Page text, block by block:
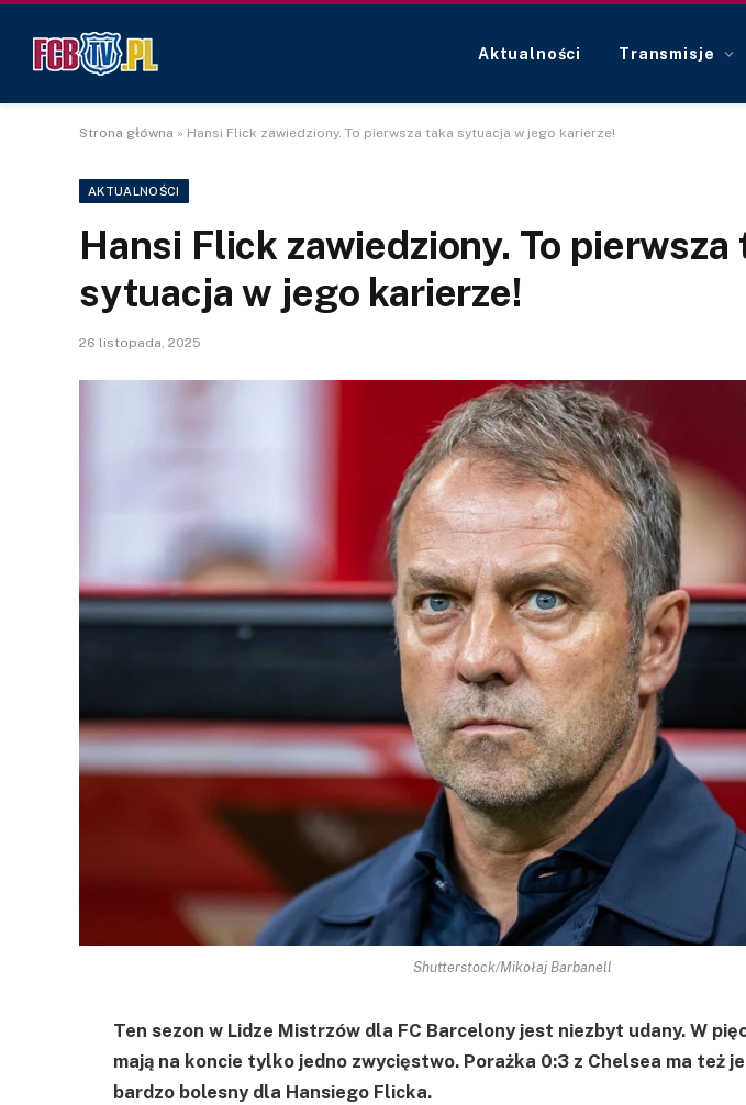
Aktualności Transmisje
Strona główna » Hansi Flick zawiedziony. To pierwsza taka sytuacja w jego karierze!
AKTUALNOŚCI
Hansi Flick zawiedziony. To pierwsza
sytuacja w jego karierze!
26 listopada, 2025
Shutterstock/Mikołaj Barbanell
Ten sezon w Lidze Mistrzów dla FC Barcelony jest niezbyt udany. W
mają na koncie tylko jedno zwycięstwo. Porażka 0:3 z Chelsea ma też
bardzo bolesny dla Hansiego Flicka.